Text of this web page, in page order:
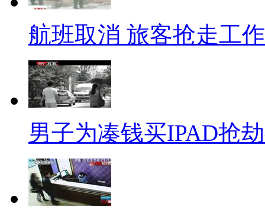
己的2200元？
A警察
B讨债公司
C女孩
D流氓
噜噜： 答案是C。看了下面
山外有山啊。
航班取消 旅客抢走工
男子为凑钱买IPAD抢